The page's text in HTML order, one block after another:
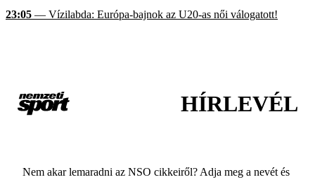
23:05 — Vízilabda: Európa-bajnok az U20-as női válogatott!
HÍRLEVÉL
Nem akar lemaradni az NSO cikkeiről? Adja meg a nevét és